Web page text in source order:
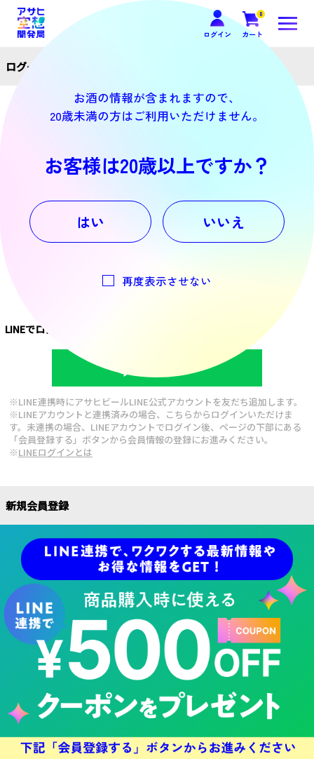
ログイン
0
カート
お酒の情報が含まれますので、
20歳未満の方はご利用いただけません。
お客様は20歳以上ですか？
はい いいえ
再度表示させない
ログイン
この機能を利用するにはログインが必要です。
ログインIDを記憶する
ログイン
LINEでログイン
※LINE連携時にアサヒビールLINE公式アカウントを友だち追加します。
※LINEアカウントと連携済みの場合、こちらからログインいただけま
す。未連携の場合、LINEアカウントでログイン後、ページの下部にある
「会員登録する」ボタンから会員情報の登録にお進みください。
※LINEログインとは
新規会員登録